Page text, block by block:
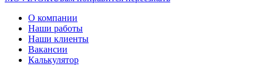
О компании
Наши работы
Наши клиенты
Вакансии
Калькулятор